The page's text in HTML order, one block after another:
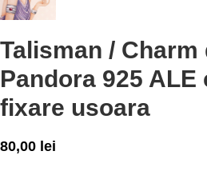
Talisman /
Pandora 925 ALE
fixare usoara
80,00 lei